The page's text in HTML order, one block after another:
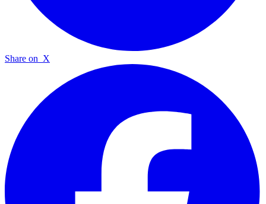
Share on X